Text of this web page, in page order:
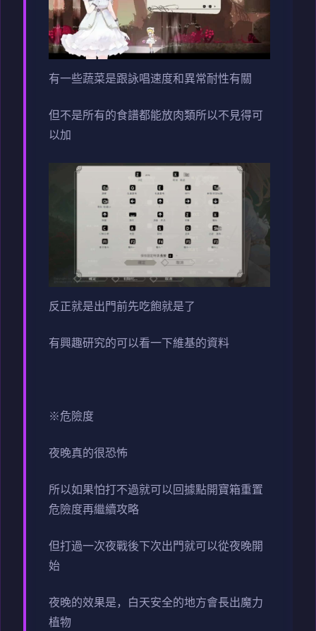
有一些蔬菜是跟詠唱速度和異常耐性有關
但不是所有的食譜都能放肉類所以不見得可
以加
反正就是出門前先吃飽就是了
有興趣研究的可以看一下維基的資料
※危險度
夜晚真的很恐怖
所以如果怕打不過就可以回據點開寶箱重置
危險度再繼續攻略
但打過一次夜戰後下次出門就可以從夜晚開
始
夜晚的效果是，白天安全的地方會長出魔力
植物